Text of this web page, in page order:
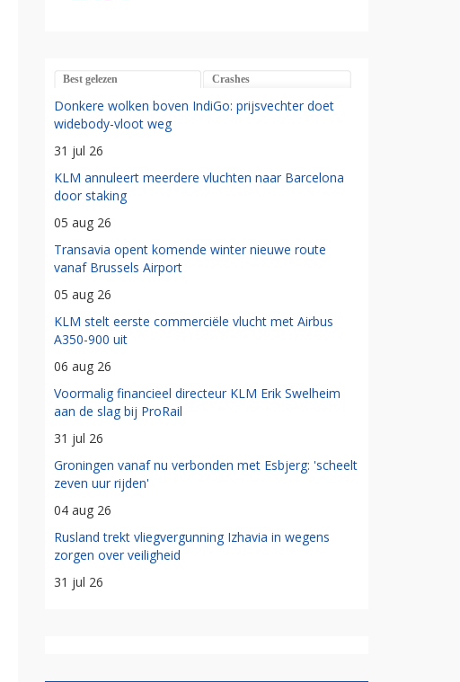
Best gelezen Crashes
Donkere wolken boven IndiGo: prijsvechter doet
widebody-vloot weg
31 jul 26
KLM annuleert meerdere vluchten naar Barcelona
door staking
05 aug 26
Transavia opent komende winter nieuwe route
vanaf Brussels Airport
05 aug 26
KLM stelt eerste commerciële vlucht met Airbus
A350-900 uit
06 aug 26
Voormalig financieel directeur KLM Erik Swelheim
aan de slag bij ProRail
31 jul 26
Groningen vanaf nu verbonden met Esbjerg: 'scheelt
zeven uur rijden'
04 aug 26
Rusland trekt vliegvergunning Izhavia in wegens
zorgen over veiligheid
31 jul 26